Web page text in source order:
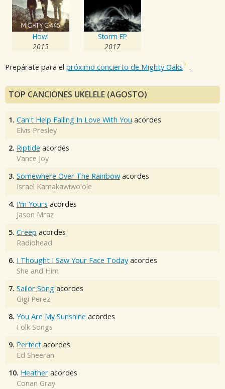
Howl
2015
Storm EP
2017
Prepárate para el próximo concierto de Mighty Oaks .
TOP CANCIONES UKELELE (AGOSTO)
1. Can't Help Falling In Love With You acordes
Elvis Presley
2. Riptide acordes
Vance Joy
3. Somewhere Over The Rainbow acordes
Israel Kamakawiwo'ole
4. I'm Yours acordes
Jason Mraz
5. Creep acordes
Radiohead
6. I Thought I Saw Your Face Today acordes
She and Him
7. Sailor Song acordes
Gigi Perez
8. You Are My Sunshine acordes
Folk Songs
9. Perfect acordes
Ed Sheeran
10. Heather acordes
Conan Gray